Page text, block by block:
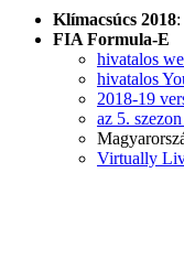
Klímacsúcs 2018:
FIA Formula-E
hivatalos
hivatalos
2018-19
az 5.
Virtually